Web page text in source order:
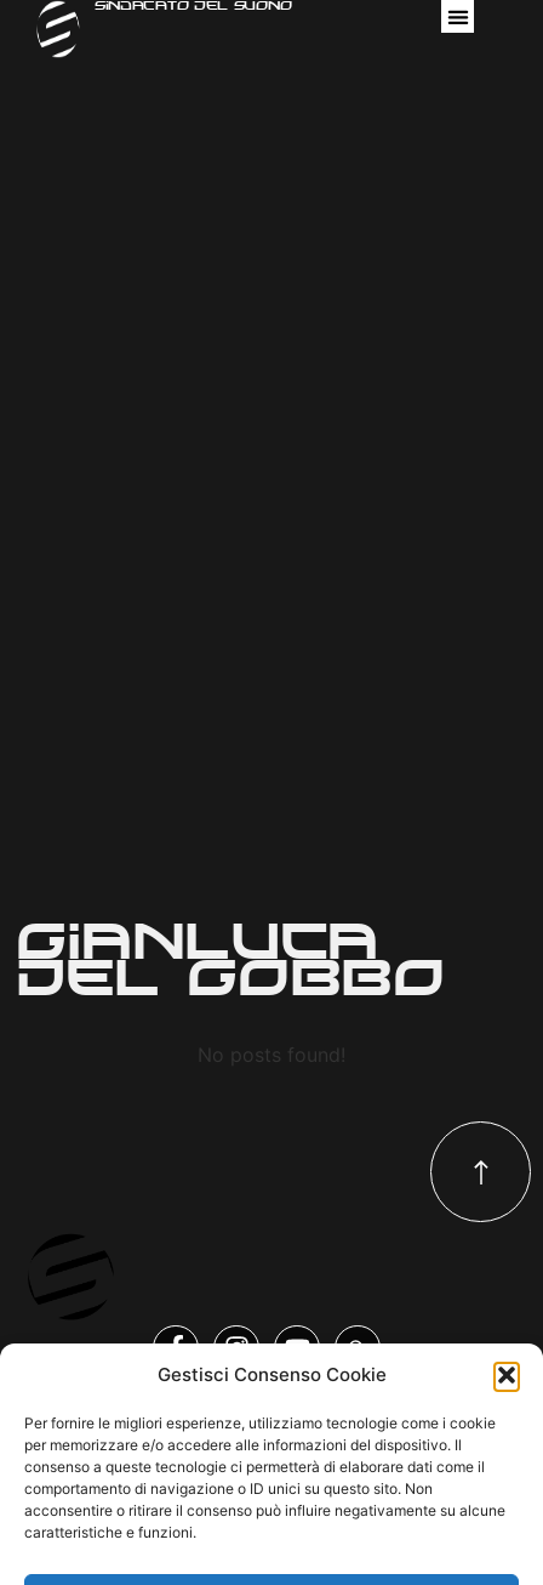
Gestisci Consenso Cookie
Per fornire le migliori esperienze, utilizziamo tecnologie come i cookie
per memorizzare e/o accedere alle informazioni del dispositivo. Il
consenso a queste tecnologie ci permetterà di elaborare dati come il
comportamento di navigazione o ID unici su questo sito. Non
acconsentire o ritirare il consenso può influire negativamente su alcune
caratteristiche e funzioni.
Sindacato Del Suono
Gianluca
Del Gobbo
No posts found!
COPYRIGHT © 2026 SINDACATO DEL SUONO | MADE WITH
BY KDOPE
S.R.L. | P.IVA 11771560965. ALL RIGHTS RESERVED.